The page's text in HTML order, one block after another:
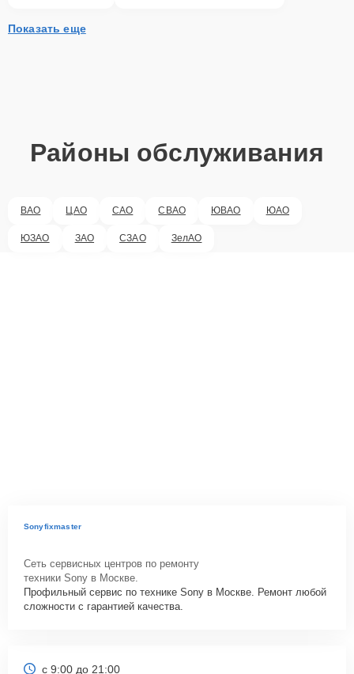
Показать еще
Районы обслуживания
ВАО ЦАО САО СВАО ЮВАО ЮАО
ЮЗАО ЗАО СЗАО ЗелАО
Sonyfixmaster
Сеть сервисных центров по ремонту
техники Sony в Москве.
Профильный сервис по технике Sony в Москве. Ремонт любой
сложности с гарантией качества.
с 9:00 до 21:00